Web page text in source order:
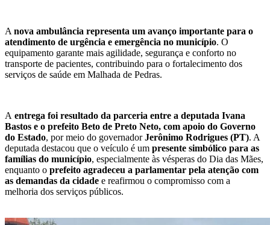
A nova ambulância representa um avanço importante para o
atendimento de urgência e emergência no município. O
equipamento garante mais agilidade, segurança e conforto no
transporte de pacientes, contribuindo para o fortalecimento dos
serviços de saúde em Malhada de Pedras.
A entrega foi resultado da parceria entre a deputada Ivana
Bastos e o prefeito Beto de Preto Neto, com apoio do Governo
do Estado, por meio do governadorJerônimo Rodrigues (PT). A
deputada destacou que o veículo é um presente simbólico para as
famílias do município, especialmente às vésperas do Dia das Mães,
enquanto o prefeito agradeceu a parlamentar pela atenção com
as demandas da cidade e reafirmou o compromisso com a
melhoria dos serviços públicos.